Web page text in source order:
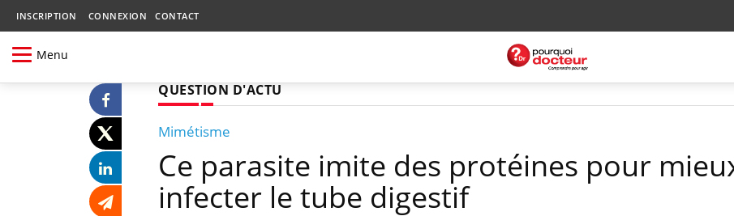
INSCRIPTION CONNEXION CONTACT
Menu
QUESTION D'ACTU
Mimétisme
Ce parasite imite des protéines pour
infecter le tube digestif